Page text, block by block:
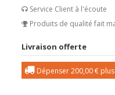
Service Client à l'écoute
Produits de qualité fait
Livraison offerte
Dépenser200,00 €